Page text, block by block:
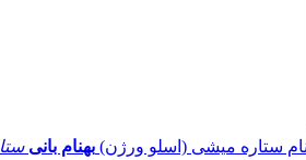
بهنام بانی